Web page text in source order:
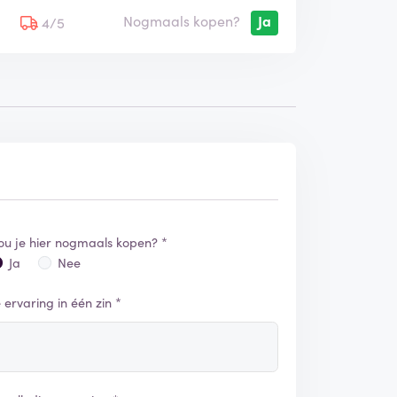
4/5 Nogmaals kopen? Ja
je hier nogmaals kopen? *
Ja
Nee
ervaring in één zin *